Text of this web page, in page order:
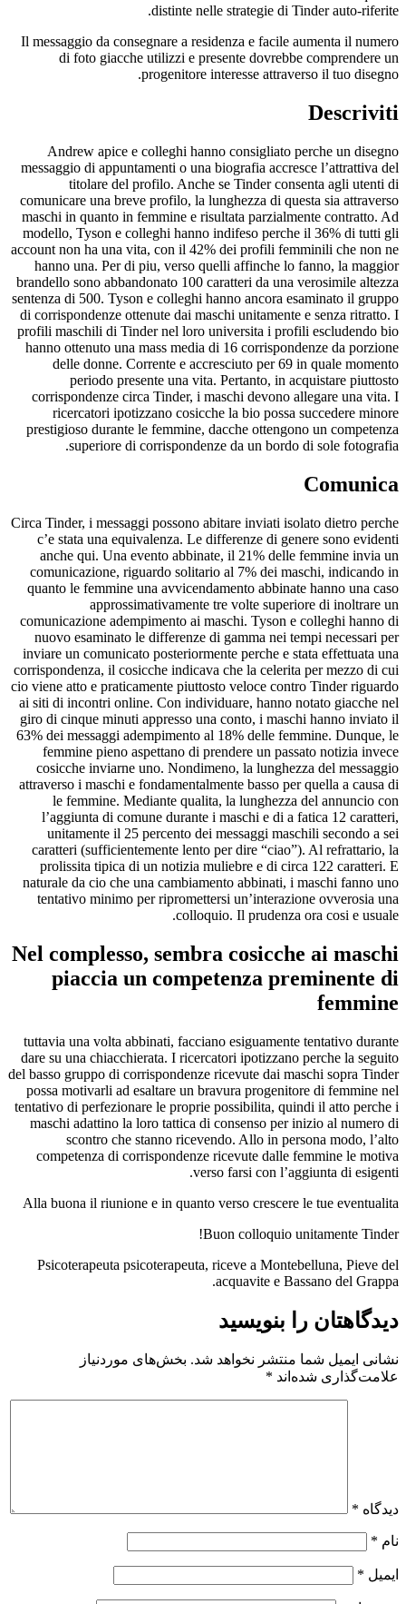
distinte nelle strategie di Tinder auto-riferite.
Il messaggio da consegnare a residenza e facile aumenta il numero
di foto giacche utilizzi e presente dovrebbe comprendere un
progenitore interesse attraverso il tuo disegno.
Descriviti
Andrew apice e colleghi hanno consigliato perche un disegno
messaggio di appuntamenti o una biografia accresce l’attrattiva del
titolare del profilo. Anche se Tinder consenta agli utenti di
comunicare una breve profilo, la lunghezza di questa sia attraverso
maschi in quanto in femmine e risultata parzialmente contratto. Ad
modello, Tyson e colleghi hanno indifeso perche il 36% di tutti gli
account non ha una vita, con il 42% dei profili femminili che non ne
hanno una. Per di piu, verso quelli affinche lo fanno, la maggior
brandello sono abbandonato 100 caratteri da una verosimile altezza
sentenza di 500. Tyson e colleghi hanno ancora esaminato il gruppo
di corrispondenze ottenute dai maschi unitamente e senza ritratto. I
profili maschili di Tinder nel loro universita i profili escludendo bio
hanno ottenuto una mass media di 16 corrispondenze da porzione
delle donne. Corrente e accresciuto per 69 in quale momento
periodo presente una vita. Pertanto, in acquistare piuttosto
corrispondenze circa Tinder, i maschi devono allegare una vita. I
ricercatori ipotizzano cosicche la bio possa succedere minore
prestigioso durante le femmine, dacche ottengono un competenza
superiore di corrispondenze da un bordo di sole fotografia.
Comunica
Circa Tinder, i messaggi possono abitare inviati isolato dietro perche
c’e stata una equivalenza. Le differenze di genere sono evidenti
anche qui. Una evento abbinate, il 21% delle femmine invia un
comunicazione, riguardo solitario al 7% dei maschi, indicando in
quanto le femmine una avvicendamento abbinate hanno una caso
approssimativamente tre volte superiore di inoltrare un
comunicazione adempimento ai maschi. Tyson e colleghi hanno di
nuovo esaminato le differenze di gamma nei tempi necessari per
inviare un comunicato posteriormente perche e stata effettuata una
corrispondenza, il cosicche indicava che la celerita per mezzo di cui
cio viene atto e praticamente piuttosto veloce contro Tinder riguardo
ai siti di incontri online. Con individuare, hanno notato giacche nel
giro di cinque minuti appresso una conto, i maschi hanno inviato il
63% dei messaggi adempimento al 18% delle femmine. Dunque, le
femmine pieno aspettano di prendere un passato notizia invece
cosicche inviarne uno. Nondimeno, la lunghezza del messaggio
attraverso i maschi e fondamentalmente basso per quella a causa di
le femmine. Mediante qualita, la lunghezza del annuncio con
l’aggiunta di comune durante i maschi e di a fatica 12 caratteri,
unitamente il 25 percento dei messaggi maschili secondo a sei
caratteri (sufficientemente lento per dire “ciao”). Al refrattario, la
prolissita tipica di un notizia muliebre e di circa 122 caratteri. E
naturale da cio che una cambiamento abbinati, i maschi fanno uno
tentativo minimo per ripromettersi un’interazione ovverosia una
colloquio. Il prudenza ora cosi e usuale.
Nel complesso, sembra cosicche ai maschi
piaccia un competenza preminente di
femmine
tuttavia una volta abbinati, facciano esiguamente tentativo durante
dare su una chiacchierata. I ricercatori ipotizzano perche la seguito
del basso gruppo di corrispondenze ricevute dai maschi sopra Tinder
possa motivarli ad esaltare un bravura progenitore di femmine nel
tentativo di perfezionare le proprie possibilita, quindi il atto perche i
maschi adattino la loro tattica di consenso per inizio al numero di
scontro che stanno ricevendo. Allo in persona modo, l’alto
competenza di corrispondenze ricevute dalle femmine le motiva
verso farsi con l’aggiunta di esigenti.
Alla buona il riunione e in quanto verso crescere le tue eventualita
Buon colloquio unitamente Tinder!
Psicoterapeuta psicoterapeuta, riceve a Montebelluna, Pieve del
acquavite e Bassano del Grappa.
دیدگاهتان را بنویسید
نشانی ایمیل شما منتشر نخواهد شد. بخش‌های موردنیاز
علامت‌گذاری شده‌اند *
دیدگاه *
نام *
ایمیل *